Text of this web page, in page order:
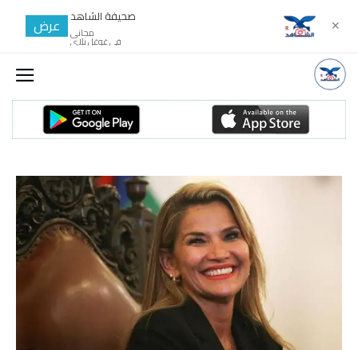
✕ صحيفة الشاهد
مجانى
في غوغل بلاي
عرض